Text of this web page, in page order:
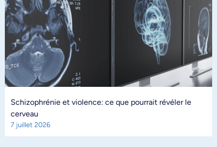
Schizophrénie et violence: ce que pourrait révéler le
cerveau
7 juillet 2026